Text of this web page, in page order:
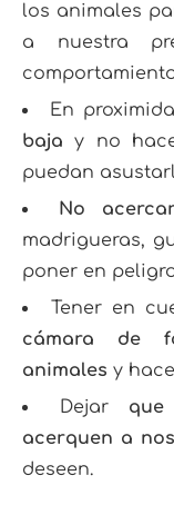
los animales
a nuestra
En
bajay no
puedan
No
madrigueras,
poner en
Tener en
cámara de
animales y
Dejar
acerquen a
deseen.